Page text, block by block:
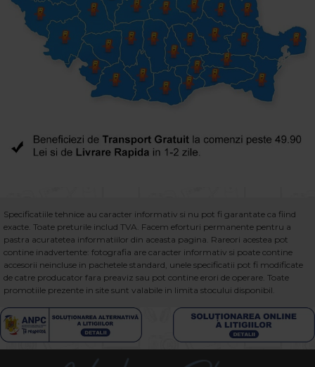
Specificatiile tehnice au caracter informativ si nu pot fi garantate ca fiind
exacte. Toate preturile includ TVA. Facem eforturi permanente pentru a
pastra acuratetea informatiilor din aceasta pagina. Rareori acestea pot
contine inadvertente: fotografia are caracter informativ si poate contine
accesorii neincluse in pachetele standard, unele specificatii pot fi modificate
de catre producator fara preaviz sau pot contine erori de operare. Toate
promotiile prezente in site sunt valabile in limita stocului disponibil.